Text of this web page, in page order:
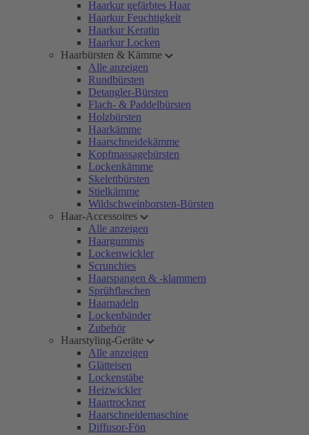
Haarkur gefärbtes Haar
Haarkur Feuchtigkeit
Haarkur Keratin
Haarkur Locken
Haarbürsten & Kämme
Alle anzeigen
Rundbürsten
Detangler-Bürsten
Flach- & Paddelbürsten
Holzbürsten
Haarkämme
Haarschneidekämme
Kopfmassagebürsten
Lockenkämme
Skelettbürsten
Stielkämme
Wildschweinborsten-Bürsten
Haar-Accessoires
Alle anzeigen
Haargummis
Lockenwickler
Scrunchies
Haarspangen & -klammern
Sprühflaschen
Haarnadeln
Lockenbänder
Zubehör
Haarstyling-Geräte
Alle anzeigen
Glätteisen
Lockenstäbe
Heizwickler
Haartrockner
Haarschneidemaschine
Diffusor-Fön